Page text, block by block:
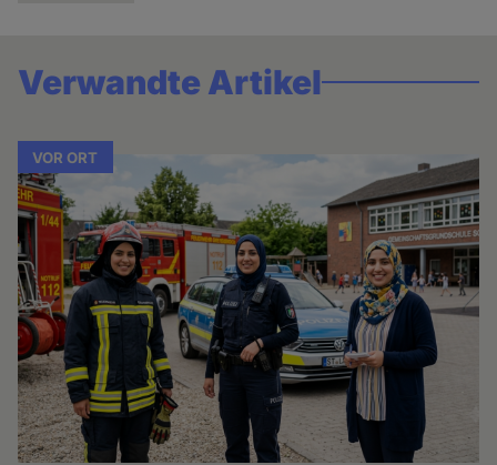
Verwandte Artikel
VOR ORT